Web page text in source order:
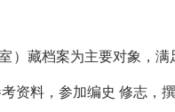
）藏档案为主要对象，
资料，参加编史 修志，